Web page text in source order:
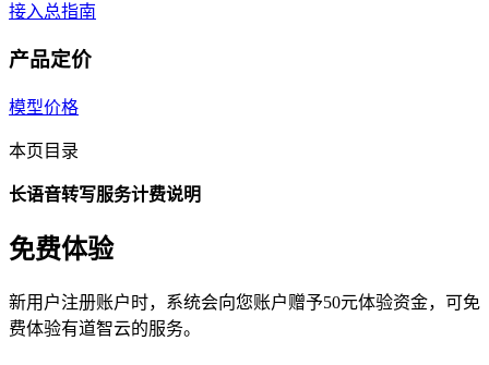
接入总指南
产品定价
模型价格
本页目录
长语音转写服务计费说明
免费体验
新用户注册账户时，系统会向您账户赠予50元体验资金，可免
费体验有道智云的服务。